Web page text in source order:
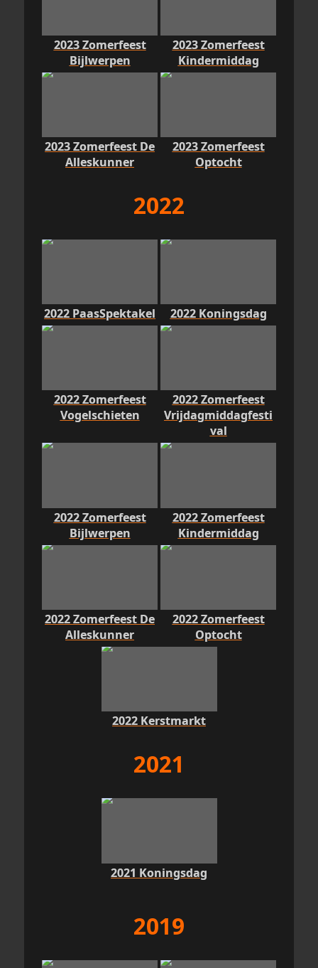
2023 Zomerfeest
Bijlwerpen
2023 Zomerfeest
Kindermiddag
2023 Zomerfeest De
Alleskunner
2023 Zomerfeest
Optocht
2022
2022 PaasSpektakel 2022 Koningsdag
2022 Zomerfeest
Vogelschieten
2022 Zomerfeest
Vrijdagmiddagfesti
val
2022 Zomerfeest
Bijlwerpen
2022 Zomerfeest
Kindermiddag
2022 Zomerfeest De
Alleskunner
2022 Zomerfeest
Optocht
2022 Kerstmarkt
2021
2021 Koningsdag
2019